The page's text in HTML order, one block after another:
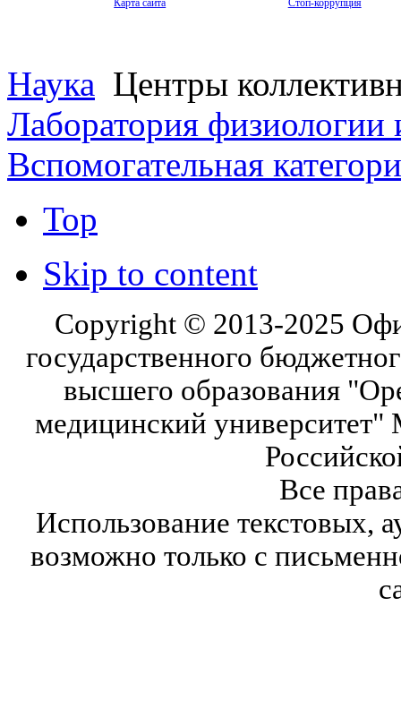
Карта сайта Стоп-коррупция
Наука Центры
Лаборатория физиологии
Вспомогательная
Top
Skip to content
Copyright © 2013-2025
государственного
высшего образования
медицинский университет"
Все
Использование текстовых,
возможно только с